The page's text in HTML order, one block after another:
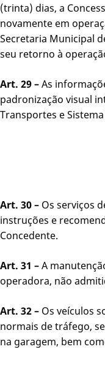
(trinta) dias, a
novamente em
Secretaria Municipal
seu retorno à
Art. 29 –As
padronização visual
Transportes e
Art. 30 – Os serviços
instruções e
Concedente.
Art. 31 –A
operadora, não
Art. 32 – Os veículos
normais de tráfego,
na garagem, bem